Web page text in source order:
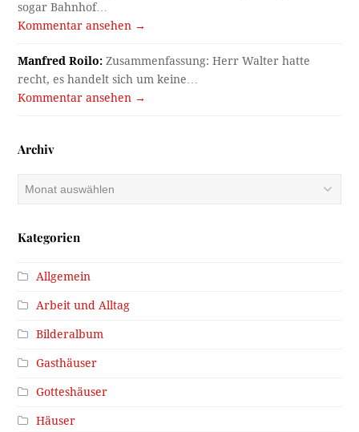
sogar Bahnhof…
Kommentar ansehen →
Manfred Roilo: Zusammenfassung: Herr Walter hatte
recht, es handelt sich um keine…
Kommentar ansehen →
Archiv
Archiv
Kategorien
Allgemein
Arbeit und Alltag
Bilderalbum
Gasthäuser
Gotteshäuser
Häuser